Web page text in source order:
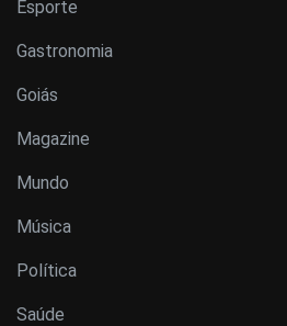
Esporte
Gastronomia
Goiás
Magazine
Mundo
Música
Política
Saúde